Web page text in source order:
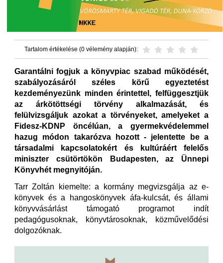
Tartalom értékelése (0 vélemény alapján):
Garantálni fogjuk a könyvpiac szabad működését,
szabályozásáról széles körű egyeztetést
kezdeményezünk minden érintettel, felfüggesztjük
az árkötöttségi törvény alkalmazását, és
felülvizsgáljuk azokat a törvényeket, amelyeket a
Fidesz-KDNP öncélúan, a gyermekvédelemmel
hazug módon takarózva hozott - jelentette be a
társadalmi kapcsolatokért és kultúráért felelős
miniszter csütörtökön Budapesten, az Ünnepi
Könyvhét megnyitóján.
Tarr Zoltán kiemelte: a kormány megvizsgálja az e-
könyvek és a hangoskönyvek áfa-kulcsát, és állami
könyvvásárlást támogató programot indít
pedagógusoknak, könyvtárosoknak, közművelődési
dolgozóknak.